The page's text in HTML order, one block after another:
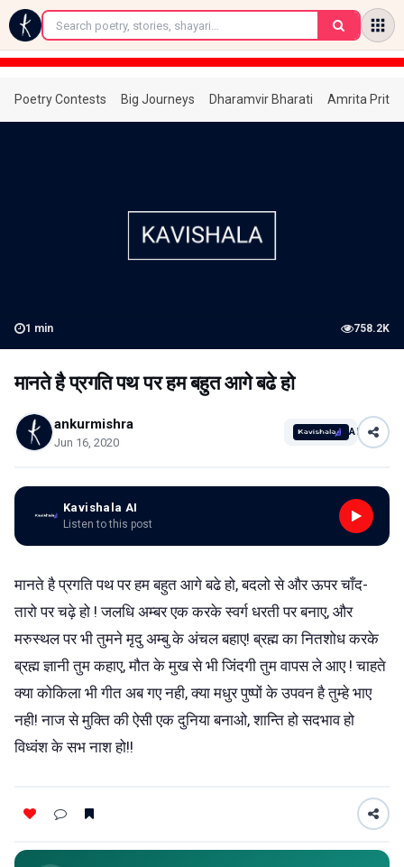
←
Poetry Contests Big Journeys Dharamvir Bharati Amrita
1 min 758.2K
मानते है प्रगति पथ पर हम बहुत आगे बढे हो
ankurmishra
Jun 16, 2020
AI
Kavishala AI
Listen to this post
मानते है प्रगति पथ पर हम बहुत आगे बढे हो, बदलो से और ऊपर चाँद-
तारो पर चढ़े हो ! जलधि अम्बर एक करके स्वर्ग धरती पर बनाए, और
मरुस्थल पर भी तुमने मृदु अम्बु के अंचल बहाए! ब्रह्म का नितशोध करके
ब्रह्म ज्ञानी तुम कहाए, मौत के मुख से भी जिंदगी तुम वापस ले आए ! चाहते
क्या कोकिला भी गीत अब गए नही, क्या मधुर पुष्पों के उपवन है तुम्हे भाए
नही! नाज से मुक्ति की ऐसी एक दुनिया बनाओ, शान्ति हो सदभाव हो
विध्वंश के सभ नाश हो!!